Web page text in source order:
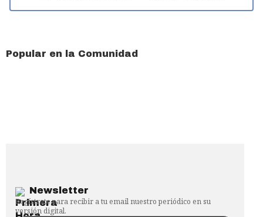
Popular en la Comunidad
Newsletter
Regístrate para recibir a tu email nuestro periódico en su
versión digital.